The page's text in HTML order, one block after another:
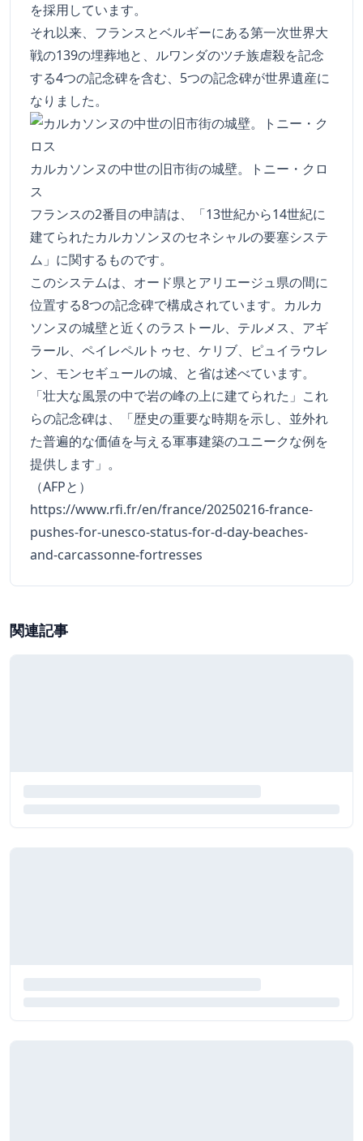
を採用しています。
それ以来、フランスとベルギーにある第一次世界大
戦の139の埋葬地と、ルワンダのツチ族虐殺を記念
する4つの記念碑を含む、5つの記念碑が世界遺産に
なりました。
カルカソンヌの中世の旧市街の城壁。トニー・クロ
ス
フランスの2番目の申請は、「13世紀から14世紀に
建てられたカルカソンヌのセネシャルの要塞システ
ム」に関するものです。
このシステムは、オード県とアリエージュ県の間に
位置する8つの記念碑で構成されています。カルカ
ソンヌの城壁と近くのラストール、テルメス、アギ
ラール、ペイレペルトゥセ、ケリブ、ピュイラウレ
ン、モンセギュールの城、と省は述べています。
「壮大な風景の中で岩の峰の上に建てられた」これ
らの記念碑は、「歴史の重要な時期を示し、並外れ
た普遍的な価値を与える軍事建築のユニークな例を
提供します」。
（AFPと）
https://www.rfi.fr/en/france/20250216-france-
pushes-for-unesco-status-for-d-day-beaches-
and-carcassonne-fortresses
関連記事